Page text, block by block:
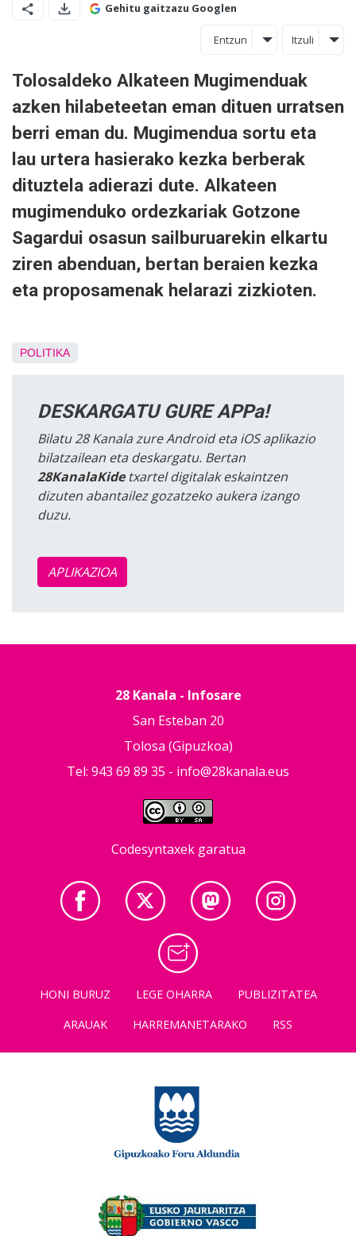
Gehitu gaitzazu Googlen
Entzun Itzuli
Tolosaldeko Alkateen Mugimenduak
azken hilabeteetan eman dituen urratsen
berri eman du. Mugimendua sortu eta
lau urtera hasierako kezka berberak
dituztela adierazi dute. Alkateen
mugimenduko ordezkariak Gotzone
Sagardui osasun sailburuarekin elkartu
ziren abenduan, bertan beraien kezka
eta proposamenak helarazi zizkioten.
POLITIKA
DESKARGATU GURE APPa!
Bilatu 28 Kanala zure Android eta iOS aplikazio
bilatzailean eta deskargatu. Bertan
28KanalaKidetxartel digitalak eskaintzen
dizuten abantailez gozatzeko aukera izango
duzu.
APLIKAZIOA
28 Kanala - Infosare
San Esteban 20
Tolosa (Gipuzkoa)
Tel: 943 69 89 35 - info@28kanala.eus
Codesyntaxek garatua
HONI BURUZ LEGE OHARRA
PUBLIZITATEA
ARAUAK
HARREMANETARAKO RSS